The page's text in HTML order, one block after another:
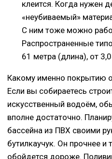
клеится. Когда нужен
«неубиваемый»
С ним тоже можно
Распространенные
61 метра (длина), от
Какому именно покрытию
Если вы собираетесь
искусственный водоём,
вполне достаточно.
бассейна из ПВХ своими
бутилкаучук. Он прочнее и
обойдется дороже.